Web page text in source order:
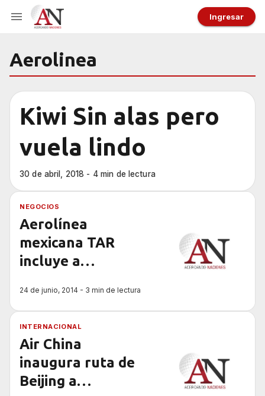
Ingresar
Aerolinea
Kiwi Sin alas pero
vuela lindo
30 de abril, 2018 - 4 min de lectura
NEGOCIOS
Aerolínea
mexicana TAR
incluye a
Dominicana en
sus planes de
expansión
24 de junio, 2014 - 3 min de lectura
INTERNACIONAL
Air China
inaugura ruta de
Beijing a